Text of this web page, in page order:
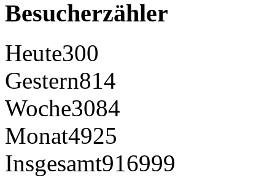
Besucherzähler
Heute300
Gestern814
Woche3084
Monat4925
Insgesamt916999